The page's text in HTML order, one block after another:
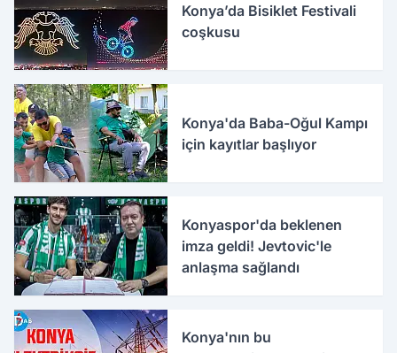
Konya’da Bisiklet Festivali
coşkusu
Konya'da Baba-Oğul Kampı
için kayıtlar başlıyor
Konyaspor'da beklenen
imza geldi! Jevtovic'le
anlaşma sağlandı
Konya'nın bu